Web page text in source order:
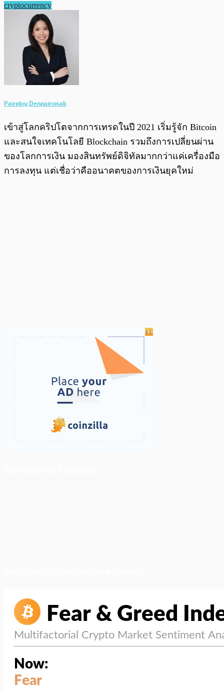
cryptocurrency
Pairploy Denpairojsak
เข้าสู่โลกคริปโตจากการเทรดในปี 2021 เริ่มรู้จัก Bitcoin
และสนใจเทคโนโลยี Blockchain รวมถึงการเปลี่ยนผ่าน
ของโลกการเงิน มองสินทรัพย์ดิจิทัลมากกว่าแค่เครื่องมือ
การลงทุน แต่เชื่อว่าคืออนาคตของการเงินยุคใหม่